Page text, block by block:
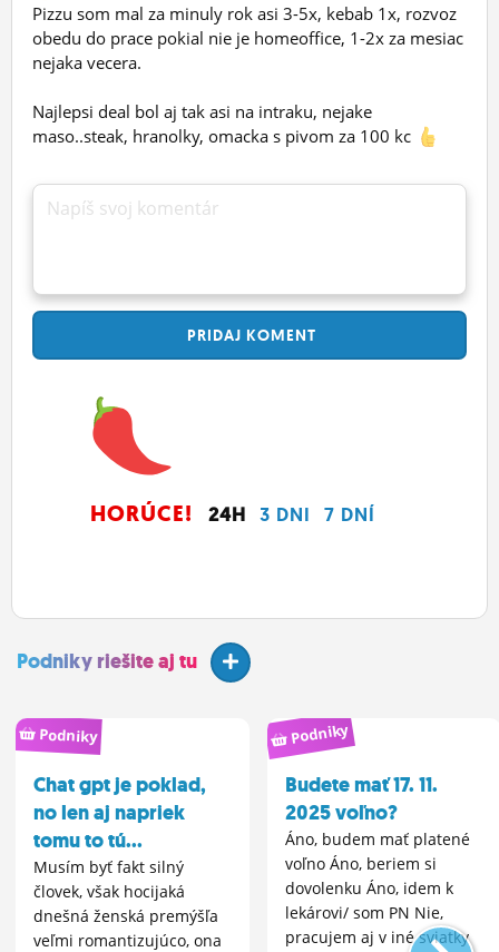
Pizzu som mal za minuly rok asi 3-5x, kebab 1x, rozvoz
obedu do prace pokial nie je homeoffice, 1-2x za mesiac
nejaka vecera.
Najlepsi deal bol aj tak asi na intraku, nejake
maso..steak, hranolky, omacka s pivom za 100 kc
Napíš svoj komentár
PRIDAJ KOMENT
HORÚCE! 24H 3 DNI 7 DNÍ
Podniky riešite aj tu
Podniky
Chat gpt je poklad,
no len aj napriek
tomu to tú...
Musím byť fakt silný
človek, však hocijaká
dnešná ženská premýšľa
veľmi romantizujúco, ona
Podniky
Budete mať 17. 11.
2025 voľno?
Áno, budem mať platené
voľno Áno, beriem si
dovolenku Áno, idem k
lekárovi/ som PN Nie,
pracujem aj v iné sviatky